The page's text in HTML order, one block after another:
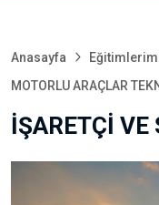
Anasayfa
MOTORLU ARAÇLAR
İŞARETÇİ VE